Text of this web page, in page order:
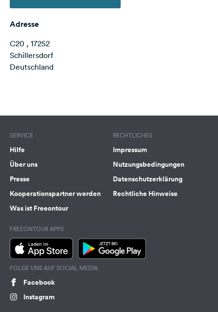
Instagram
Adresse
C20 , 17252
Schillersdorf
Deutschland
SERVICE
Hilfe
Über uns
Presse
Kooperationspartner werden
Was ist Freeontour
RECHTLICHES
Impressum
Nutzungsbedingungen
Datenschutzerklärung
Rechtliche Hinweise
FREEONTOUR APPS
FOLGE UNS AUF SOCIAL MEDIA
Facebook
Instagram